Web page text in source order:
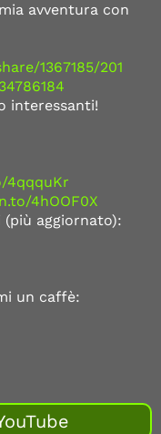
avventura con
1367185/201
interessanti!
4qqquKr
4hOOF0X
(più aggiornato):
un caffè: